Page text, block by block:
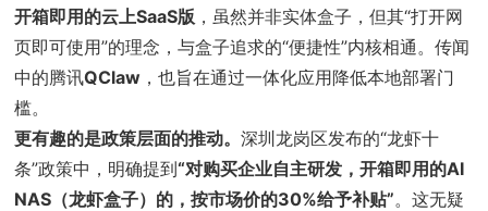
开箱即用的云上SaaS版 ，虽然并非实体盒子，但其“打开网
页即可使用”的理念，与盒子追求的“便捷性”内核相通。传闻
中的腾讯QClaw ，也旨在通过一体化应用降低本地部署门
槛。
更有趣的是政策层面的推动。深圳龙岗区发布的“龙虾十
条”政策中，明确提到“对购买企业自主研发，开箱即用的AI
NAS（龙虾盒子）的，按市场价的30%给予补贴”。这无疑